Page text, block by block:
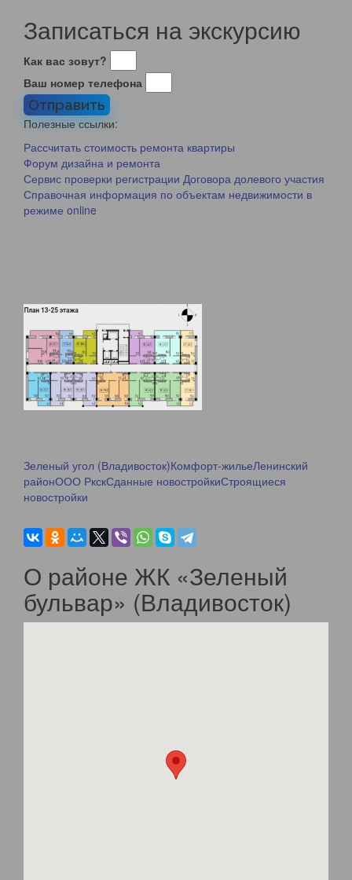
Записаться на экскурсию
Как вас зовут?
Ваш номер телефона
Отправить
Полезные ссылки:
Рассчитать стоимость ремонта квартиры
Форум дизайна и ремонта
Сервис проверки регистрации Договора долевого участия
Справочная информация по объектам недвижимости в
режиме online
Зеленый угол (Владивосток)Комфорт-жильеЛенинский
районООО РкскСданные новостройкиСтроящиеся
новостройки
О районе ЖК «Зеленый
бульвар» (Владивосток)